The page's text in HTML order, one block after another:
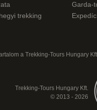
Garda-
trekking
a Trekking-Tours Hungary
Trekking-Tours Hungary Kft.
© 2013 - 2026